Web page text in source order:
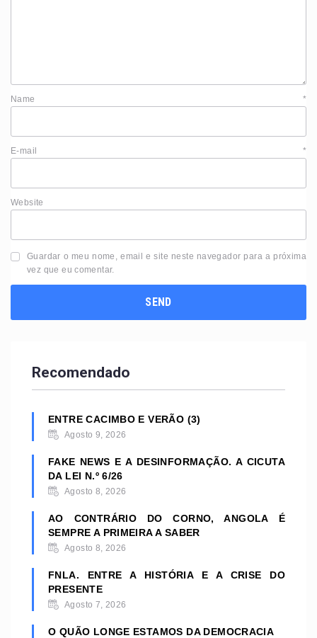
Name *
E-mail *
Website
Guardar o meu nome, email e site neste navegador para a próxima
vez que eu comentar.
Recomendado
ENTRE CACIMBO E VERÃO (3)
Agosto 9, 2026
FAKE NEWS E A DESINFORMAÇÃO. A CICUTA
DA LEI N.º 6/26
Agosto 8, 2026
AO CONTRÁRIO DO CORNO, ANGOLA É
SEMPRE A PRIMEIRA A SABER
Agosto 8, 2026
FNLA. ENTRE A HISTÓRIA E A CRISE DO
PRESENTE
Agosto 7, 2026
O QUÃO LONGE ESTAMOS DA DEMOCRACIA